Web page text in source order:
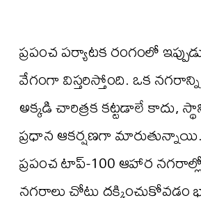
ప్రపంచ పర్యాటక రంగంలో
వేగంగా విస్తరిస్తోంది. ఒక
అక్కడి చారిత్రక కట్టడాలే కాదు,
ప్రధాన ఆకర్షణగా
ప్రపంచ టాప్-100 ఆహార
నగరాలు చోటు